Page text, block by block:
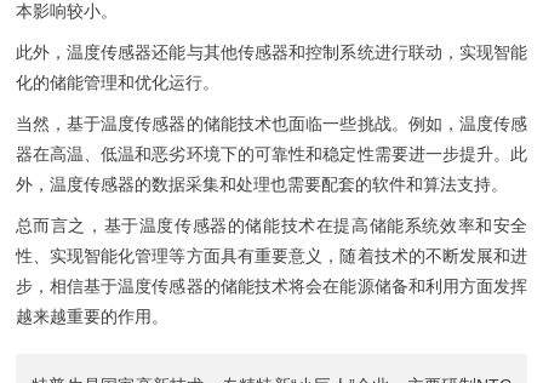
本影响较小。
此外，温度传感器还能与其他传感器和控制系统进行联动，实现智能
化的储能管理和优化运行。
当然，基于温度传感器的储能技术也面临一些挑战。例如，温度传感
器在高温、低温和恶劣环境下的可靠性和稳定性需要进一步提升。此
外，温度传感器的数据采集和处理也需要配套的软件和算法支持。
总而言之，基于温度传感器的储能技术在提高储能系统效率和安全
性、实现智能化管理等方面具有重要意义，随着技术的不断发展和进
步，相信基于温度传感器的储能技术将会在能源储备和利用方面发挥
越来越重要的作用。